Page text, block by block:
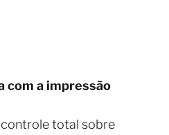
com a impressão
total sobre